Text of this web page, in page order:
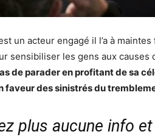
un acteur engagé il l’a à
sensibiliser les gens aux causes
de parader en profitant de sa
faveur des sinistrés du
plus aucune info